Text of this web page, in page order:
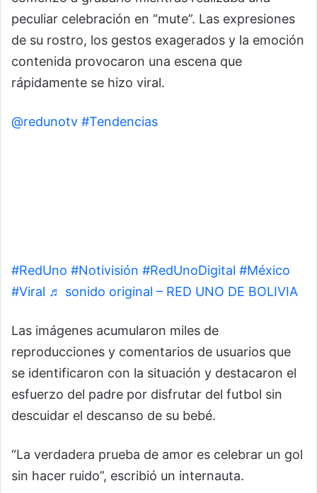
peculiar celebración en “mute”. Las expresiones
de su rostro, los gestos exagerados y la emoción
contenida provocaron una escena que
rápidamente se hizo viral.
@redunotv #Tendencias
#RedUno #Notivisión #RedUnoDigital #México
#Viral ♬ sonido original – RED UNO DE BOLIVIA
Las imágenes acumularon miles de
reproducciones y comentarios de usuarios que
se identificaron con la situación y destacaron el
esfuerzo del padre por disfrutar del futbol sin
descuidar el descanso de su bebé.
“La verdadera prueba de amor es celebrar un gol
sin hacer ruido”, escribió un internauta.